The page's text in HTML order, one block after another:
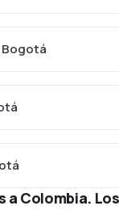
a Colombia.